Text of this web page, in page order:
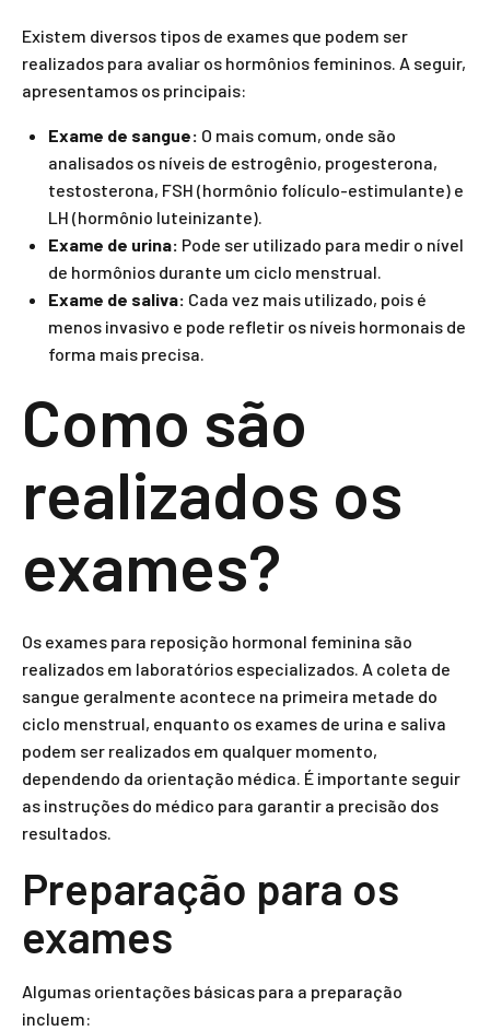
Existem diversos tipos de exames que podem ser
realizados para avaliar os hormônios femininos. A seguir,
apresentamos os principais:
Exame de sangue: O mais comum, onde são
analisados os níveis de estrogênio, progesterona,
testosterona, FSH (hormônio folículo-estimulante) e
LH (hormônio luteinizante).
Exame de urina: Pode ser utilizado para medir o nível
de hormônios durante um ciclo menstrual.
Exame de saliva: Cada vez mais utilizado, pois é
menos invasivo e pode refletir os níveis hormonais de
forma mais precisa.
Como são
realizados os
exames?
Os exames para reposição hormonal feminina são
realizados em laboratórios especializados. A coleta de
sangue geralmente acontece na primeira metade do
ciclo menstrual, enquanto os exames de urina e saliva
podem ser realizados em qualquer momento,
dependendo da orientação médica. É importante seguir
as instruções do médico para garantir a precisão dos
resultados.
Preparação para os
exames
Algumas orientações básicas para a preparação
incluem: